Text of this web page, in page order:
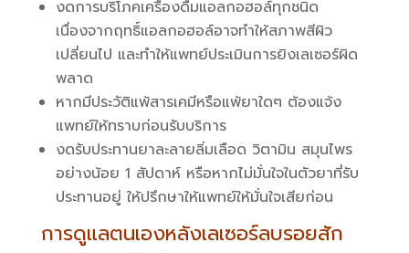
งดการบริโภคเครื่องดื่มแอลกอฮอล์ทุกชนิด
เนื่องจากฤทธิ์แอลกอฮอล์อาจทำให้สภาพสีผิว
เปลี่ยนไป และทำให้แพทย์ประเมินการยิงเลเซอร์ผิด
พลาด
หากมีประวัติแพ้สารเคมีหรือแพ้ยาใดๆ ต้องแจ้ง
แพทย์ให้ทราบก่อนรับบริการ
งดรับประทานยาละลายลิ่มเลือด วิตามิน สมุนไพร
อย่างน้อย 1 สัปดาห์ หรือหากไม่มั่นใจในตัวยาที่รับ
ประทานอยู่ ให้ปรึกษาให้แพทย์ให้มั่นใจเสียก่อน
การดูแลตนเองหลังเลเซอร์ลบรอยสัก